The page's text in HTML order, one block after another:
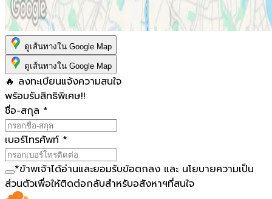
ดูเส้นทางใน Google Map
ดูเส้นทางใน Google Map
🔥 ลงทะเบียนแจ้งความสนใจ
พร้อมรับสิทธิพิเศษ!!
ชื่อ-สกุล *
เบอร์โทรศัพท์ *
*ข้าพเจ้าได้อ่านและยอมรับข้อตกลง และ นโยบายความเป็น
ส่วนตัวเพื่อให้ติดต่อกลับสำหรับอสังหาฯที่สนใจ